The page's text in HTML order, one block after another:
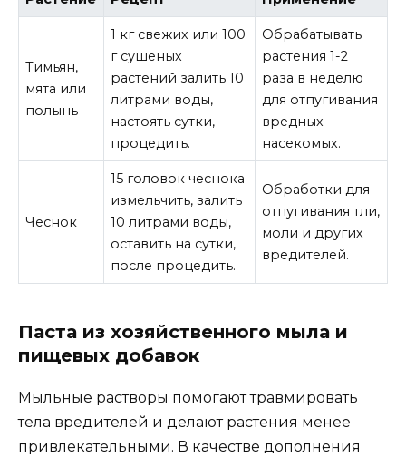
Тимьян,
мята или
полынь
1 кг свежих или 100
г сушеных
растений залить 10
литрами воды,
настоять сутки,
процедить.
Обрабатывать
растения 1-2
раза в неделю
для отпугивания
вредных
насекомых.
Чеснок
15 головок чеснока
измельчить, залить
10 литрами воды,
оставить на сутки,
после процедить.
Обработки для
отпугивания тли,
моли и других
вредителей.
Паста из хозяйственного мыла и
пищевых добавок
Мыльные растворы помогают травмировать
тела вредителей и делают растения менее
привлекательными. В качестве дополнения